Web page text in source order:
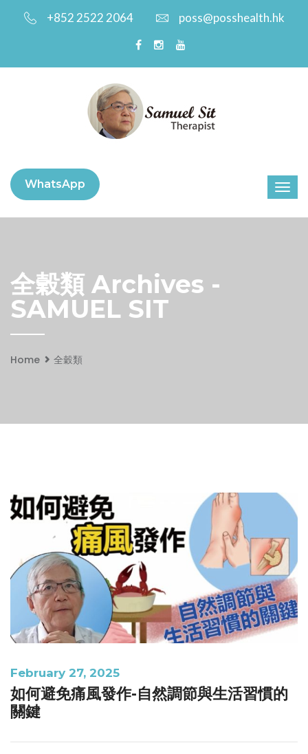
+852 2522 2064 poss@posshealth.hk
WhatsApp
全穀類 Archives -
SAMUEL SIT
Home 全穀類
February 27, 2025
如何避免痛風發作-自然調節與生活習慣的
關鍵